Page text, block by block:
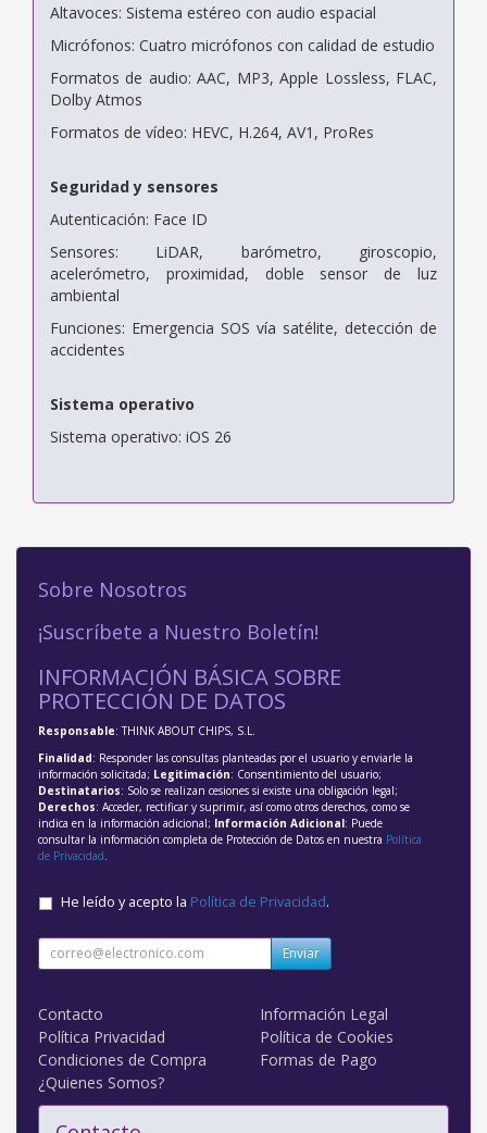
Altavoces: Sistema estéreo con audio espacial
Micrófonos: Cuatro micrófonos con calidad de estudio
Formatos de audio: AAC, MP3, Apple Lossless, FLAC,
Dolby Atmos
Formatos de vídeo: HEVC, H.264, AV1, ProRes
Seguridad y sensores
Autenticación: Face ID
Sensores: LiDAR, barómetro, giroscopio,
acelerómetro, proximidad, doble sensor de luz
ambiental
Funciones: Emergencia SOS vía satélite, detección de
accidentes
Sistema operativo
Sistema operativo: iOS 26
Sobre Nosotros
¡Suscríbete a Nuestro Boletín!
INFORMACIÓN BÁSICA SOBRE
PROTECCIÓN DE DATOS
Responsable: THINK ABOUT CHIPS, S.L.
Finalidad: Responder las consultas planteadas por el usuario y enviarle la
información solicitada; Legitimación: Consentimiento del usuario;
Destinatarios: Solo se realizan cesiones si existe una obligación legal;
Derechos: Acceder, rectificar y suprimir, así como otros derechos, como se
indica en la información adicional; Información Adicional: Puede
consultar la información completa de Protección de Datos en nuestra Política
de Privacidad
He leído y acepto la Política de Privacidad.
Enviar
Contacto
Información Legal
Política Privacidad
Política de Cookies
Condiciones de Compra
Formas de Pago
¿Quienes Somos?